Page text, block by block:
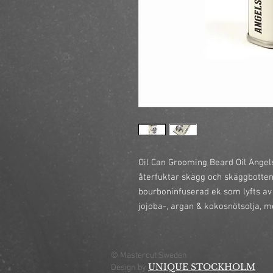
Oil Can Grooming Beard Oil
återfuktar skägg och
bourboninfuserad ek som lyfts
jojoba-, argan & kokosnötsolja,
© Mastercut Sweden
Design by UNIQUE STOCKHOLM